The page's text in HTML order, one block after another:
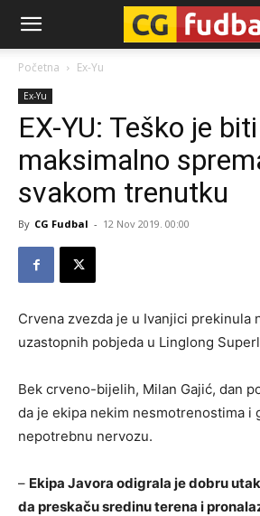
CG-
Fudbal
Početna Ex-Yu
Ex-Yu
EX-YU: Teško je biti
maksimalno
svakom trenutku
By CG Fudbal - 12 Nov 2019. 00:00
Crvena zvezda je u Ivanjici prekinula
uzastopnih pobjeda u Linglong
Bek crveno-bijelih, Milan Gajić, dan
da je ekipa nekim nesmotrenostima i
nepotrebnu nervozu.
– Ekipa Javora odigrala je dobru
da preskaču sredinu terena i